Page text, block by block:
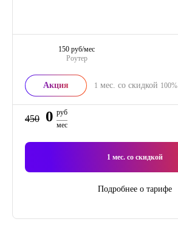
Роутер
150 руб/мес
Акция 1 мес. со скидкой 100%
450 0 руб
мес
1мес. со скидкой
Подробнее о тарифе